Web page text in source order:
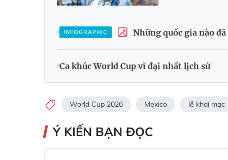
INFOGRAPHIC Những quốc gia nào
Ca khúc World Cup vĩ đại nhất lịch sử
World Cup 2026 Mexico lễ khai mạc
Ý KIẾN BẠN ĐỌC